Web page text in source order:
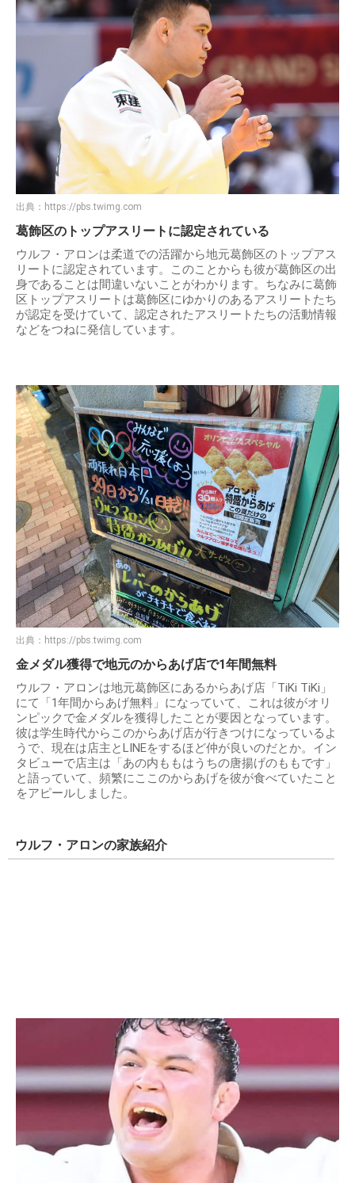
出典： https://pbs.twimg.com
葛飾区のトップアスリートに認定されている
ウルフ・アロンは柔道での活躍から地元葛飾区のトップアス
リートに認定されています。このことからも彼が葛飾区の出
身であることは間違いないことがわかります。ちなみに葛飾
区トップアスリートは葛飾区にゆかりのあるアスリートたち
が認定を受けていて、認定されたアスリートたちの活動情報
などをつねに発信しています。
出典： https://pbs.twimg.com
金メダル獲得で地元のからあげ店で1年間無料
ウルフ・アロンは地元葛飾区にあるからあげ店「TiKi TiKi」
にて「1年間からあげ無料」になっていて、これは彼がオリ
ンピックで金メダルを獲得したことが要因となっています。
彼は学生時代からこのからあげ店が行きつけになっているよ
うで、現在は店主とLINEをするほど仲が良いのだとか。イン
タビューで店主は「あの内ももはうちの唐揚げのももです」
と語っていて、頻繁にここのからあげを彼が食べていたこと
をアピールしました。
ウルフ・アロンの家族紹介